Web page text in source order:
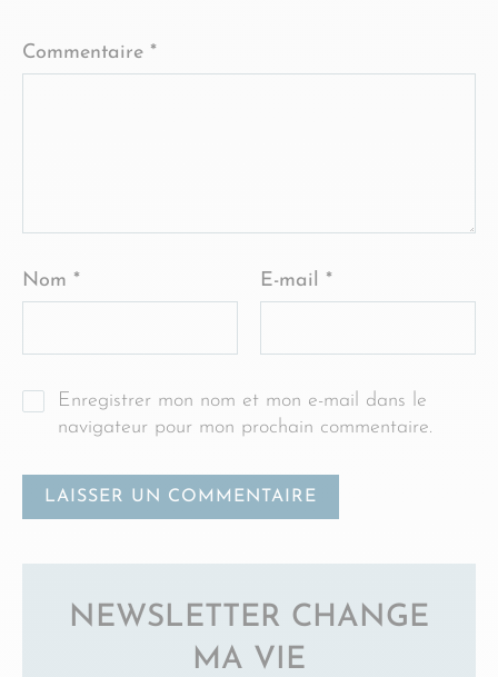
Commentaire *
Nom * E-mail *
Enregistrer mon nom et mon e-mail dans le
navigateur pour mon prochain commentaire.
NEWSLETTER CHANGE
MA VIE